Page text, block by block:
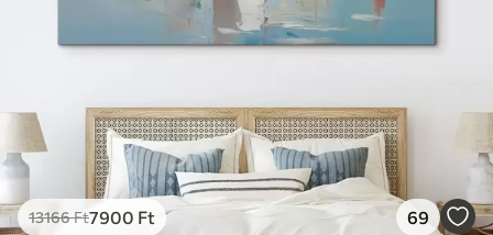
13166Ft7900 Ft 69